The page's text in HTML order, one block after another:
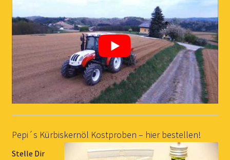
Pepi´s Kürbiskernöl Kostproben – hier bestellen!
Stelle Dir